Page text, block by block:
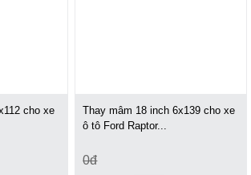
cho xe
Thay mâm 18 inch 6x139 cho xe
ô tô Ford Raptor...
0đ